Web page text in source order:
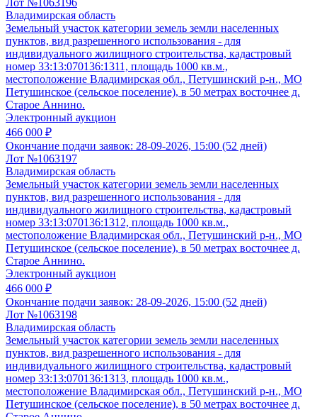
Лот №1063196
Владимирская область
Земельный участок категории земель земли населенных
пунктов, вид разрешенного использования - для
индивидуального жилищного строительства, кадастровый
номер 33:13:070136:1311, площадь 1000 кв.м.,
местоположение Владимирская обл., Петушинский р-н., МО
Петушинское (сельское поселение), в 50 метрах восточнее д.
Старое Аннино.
Электронный аукцион
466 000 ₽
Окончание подачи заявок: 28-09-2026, 15:00 (52 дней)
Лот №1063197
Владимирская область
Земельный участок категории земель земли населенных
пунктов, вид разрешенного использования - для
индивидуального жилищного строительства, кадастровый
номер 33:13:070136:1312, площадь 1000 кв.м.,
местоположение Владимирская обл., Петушинский р-н., МО
Петушинское (сельское поселение), в 50 метрах восточнее д.
Старое Аннино.
Электронный аукцион
466 000 ₽
Окончание подачи заявок: 28-09-2026, 15:00 (52 дней)
Лот №1063198
Владимирская область
Земельный участок категории земель земли населенных
пунктов, вид разрешенного использования - для
индивидуального жилищного строительства, кадастровый
номер 33:13:070136:1313, площадь 1000 кв.м.,
местоположение Владимирская обл., Петушинский р-н., МО
Петушинское (сельское поселение), в 50 метрах восточнее д.